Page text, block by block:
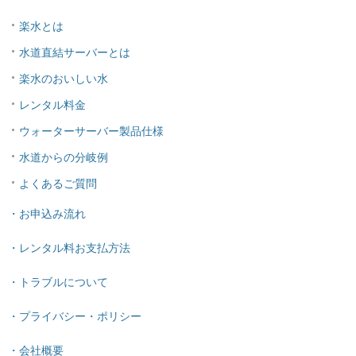
楽水とは
水道直結サーバーとは
楽水のおいしい水
レンタル料金
ウォーターサーバー製品仕様
水道からの分岐例
よくあるご質問
・お申込み流れ
・レンタル料お支払方法
・トラブルについて
・プライバシー・ポリシー
・会社概要